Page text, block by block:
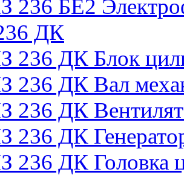
236 БЕ2
ДК
236 ДК Блок
236 ДК Вал
236 ДК
236 ДК
236 ДК Головка